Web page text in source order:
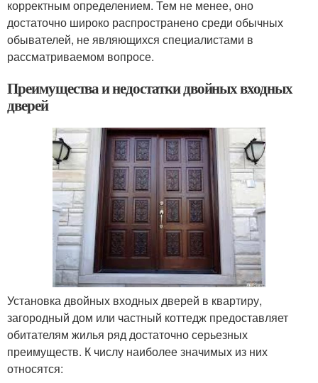
корректным определением. Тем не менее, оно
достаточно широко распространено среди обычных
обывателей, не являющихся специалистами в
рассматриваемом вопросе.
Преимущества и недостатки двойных входных
дверей
Установка двойных входных дверей в квартиру,
загородный дом или частный коттедж предоставляет
обитателям жилья ряд достаточно серьезных
преимуществ. К числу наиболее значимых из них
относятся: